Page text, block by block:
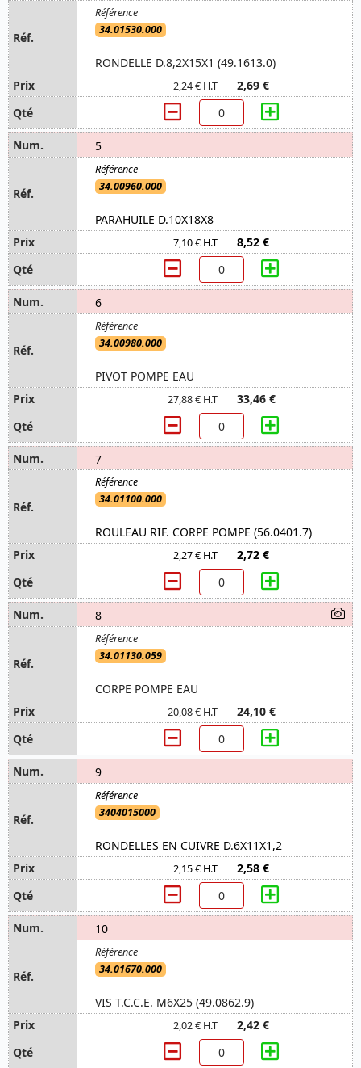
34.01530.000
RONDELLE D.8,2X15X1 (49.1613.0)
2,24 € H.T 2,69 €
5
34.00960.000
PARAHUILE D.10X18X8
7,10 € H.T 8,52 €
6
34.00980.000
PIVOT POMPE EAU
27,88 € H.T 33,46 €
7
34.01100.000
ROULEAU RIF. CORPE POMPE (56.0401.7)
2,27 € H.T 2,72 €
8
34.01130.059
CORPE POMPE EAU
20,08 € H.T 24,10 €
9
3404015000
RONDELLES EN CUIVRE D.6X11X1,2
2,15 € H.T 2,58 €
10
34.01670.000
VIS T.C.C.E. M6X25 (49.0862.9)
2,02 € H.T 2,42 €